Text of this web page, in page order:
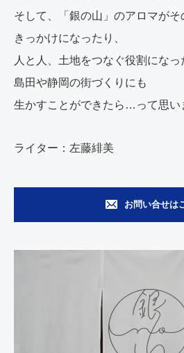
そして、「銀の山」のアロマがそ
きっかけになったり、
人と人、土地をつなぐ役割にな
島田や静岡の街づくりにも
生かすことができたら…って思い
ライター：左藤緋美
お問い合せは